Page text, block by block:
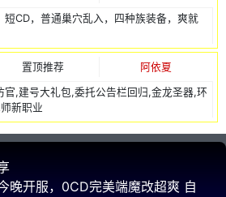
短CD，普通巢穴乱入，四种族装备，爽就
置顶推荐 阿依夏
官,建号大礼包,委托公告栏回归,金龙圣器,环
新职业
晚开服，0CD完美端魔改超爽 自